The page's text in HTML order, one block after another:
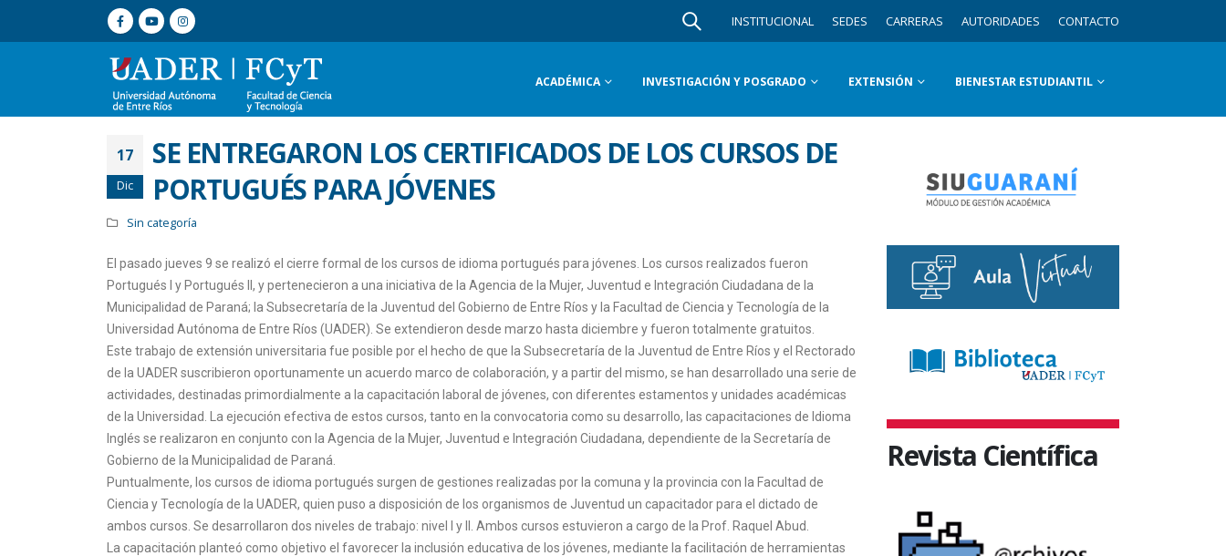
INSTITUCIONAL SEDES CARRERAS AUTORIDADES CONTACTO
ACADÉMICA INVESTIGACIÓN Y POSGRADO EXTENSIÓN BIENESTAR ESTUDIANTIL
17
Dic
SE ENTREGARON LOS CERTIFICADOS DE LOS CURSOS DE
PORTUGUÉS PARA JÓVENES
Sin categoría
El pasado jueves 9 se realizó el cierre formal de los cursos de idioma portugués para jóvenes. Los cursos realizados fueron
Portugués I y Portugués II, y pertenecieron a una iniciativa de la Agencia de la Mujer, Juventud e Integración Ciudadana de la
Municipalidad de Paraná; la Subsecretaría de la Juventud del Gobierno de Entre Ríos y la Facultad de Ciencia y Tecnología de la
Universidad Autónoma de Entre Ríos (UADER). Se extendieron desde marzo hasta diciembre y fueron totalmente gratuitos.
Este trabajo de extensión universitaria fue posible por el hecho de que la Subsecretaría de la Juventud de Entre Ríos y el Rectorado
de la UADER suscribieron oportunamente un acuerdo marco de colaboración, y a partir del mismo, se han desarrollado una serie de
actividades, destinadas primordialmente a la capacitación laboral de jóvenes, con diferentes estamentos y unidades académicas
de la Universidad. La ejecución efectiva de estos cursos, tanto en la convocatoria como su desarrollo, las capacitaciones de Idioma
Inglés se realizaron en conjunto con la Agencia de la Mujer, Juventud e Integración Ciudadana, dependiente de la Secretaría de
Gobierno de la Municipalidad de Paraná.
Puntualmente, los cursos de idioma portugués surgen de gestiones realizadas por la comuna y la provincia con la Facultad de
Ciencia y Tecnología de la UADER, quien puso a disposición de los organismos de Juventud un capacitador para el dictado de
ambos cursos. Se desarrollaron dos niveles de trabajo: nivel I y II. Ambos cursos estuvieron a cargo de la Prof. Raquel Abud.
La capacitación planteó como objetivo el favorecer la inclusión educativa de los jóvenes, mediante la facilitación de herramientas
Revista Científica